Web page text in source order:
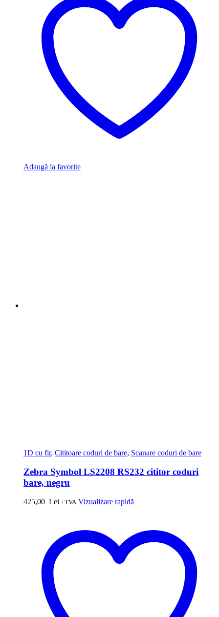
Adaugă la favorite
1D cu fir, Cititoare coduri de bare, Scanare coduri de bare
Zebra Symbol LS2208 RS232 cititor coduri
bare, negru
425,00 Lei +TVA Vizualizare rapidă